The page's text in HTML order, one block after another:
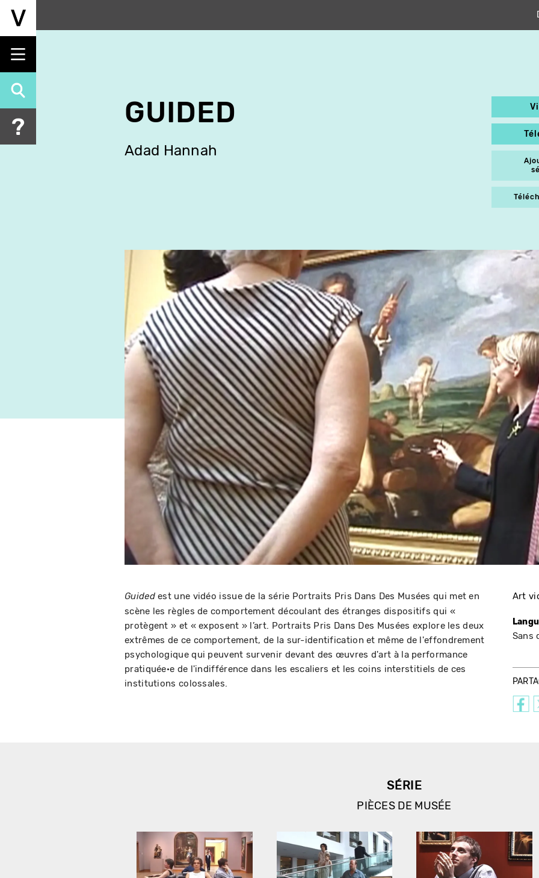
Aller
principal
GUIDED
Adad Hannah
Guidedest une vidéo issue de la série Portraits Pris Dans Des Musées qui met en
scène les règles de comportement découlant des étranges dispositifs qui «
protègent » et « exposent » l’art. Portraits Pris Dans Des Musées explore les deux
extrêmes de ce comportement, de la sur-identification et même de l'effondrement
psychologique qui peuvent survenir devant des œuvres d'art à la performance
pratiquée·e de l'indifférence dans les escaliers et les coins interstitiels de ces
institutions colossales.
Art
Sans
SÉRIE
PIÈCES DE MUSÉE